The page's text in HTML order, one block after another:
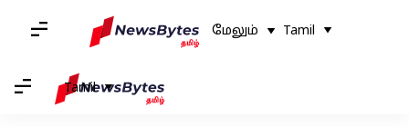
மேலும் Tamil
Tamil